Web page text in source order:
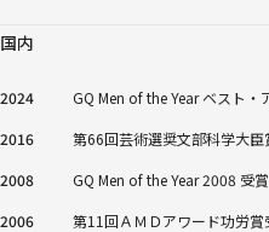
国内
2024
GQ Men of the Year ベスト・
2016
第66回芸術選奨文部科学大臣
2008
GQ Men of the Year 2008 受賞
2006
第11回ＡＭＤアワード功労